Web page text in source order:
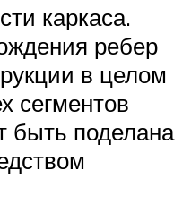
каркаса.
ребер
в целом
сегментов
быть поделана